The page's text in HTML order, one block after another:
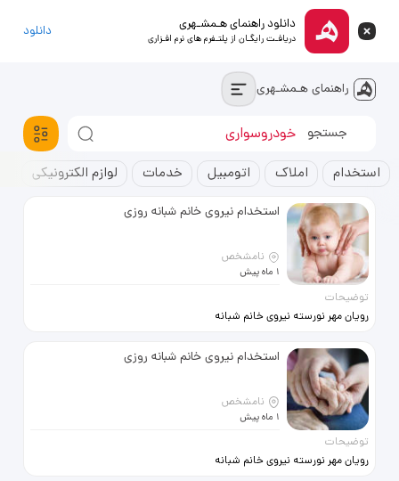
دانلود راهنمای هـمشـهری
دریافـت رایگـان از پلتـفرم های نرم افـزاری دانلود
راهنمای هـمشـهری
خودروسواری
استخدام املاک اتومبیل خدمات لوازم الکترونیکی
استخدام نیروی خانم شبانه روزی
نامشخص
1 ماه پیش
توضیحات
رویان مهر نورسته نیروی خانم شبانه
09123334197
استخدام نیروی خانم شبانه روزی
نامشخص
1 ماه پیش
توضیحات
رویان مهر نورسته نیروی خانم شبانه